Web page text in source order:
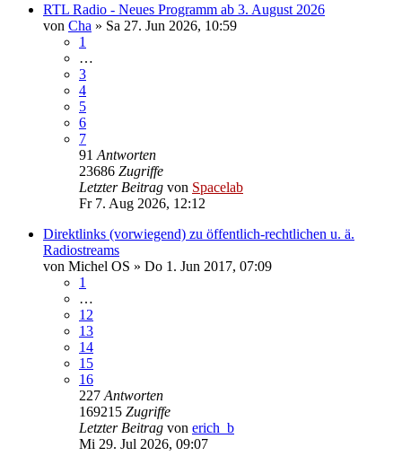
RTL Radio - Neues Programm ab 3. August 2026
von Cha » Sa 27. Jun 2026, 10:59
1
…
3
4
5
6
7
91 Antworten
23686 Zugriffe
Letzter Beitrag von Spacelab
Fr 7. Aug 2026, 12:12
Direktlinks (vorwiegend) zu öffentlich-rechtlichen u. ä.
Radiostreams
von Michel OS » Do 1. Jun 2017, 07:09
1
…
12
13
14
15
16
227 Antworten
169215 Zugriffe
Letzter Beitrag von erich_b
Mi 29. Jul 2026, 09:07